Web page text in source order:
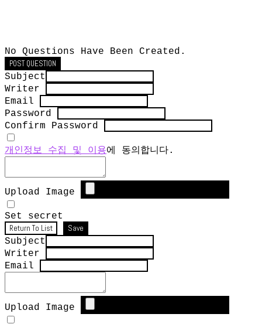
No Questions Have Been Created.
POST QUESTION
Subject
Writer
Email
Password
Confirm Password
개인정보 수집 및 이용에 동의합니다.
Upload Image
Set secret
Return To List Save
Subject
Writer
Email
Upload Image